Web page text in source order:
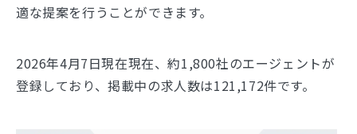
適な提案を行うことができます。
2026年4月7日現在現在、約1,800社のエージェントが
登録しており、掲載中の求人数は121,172件です。